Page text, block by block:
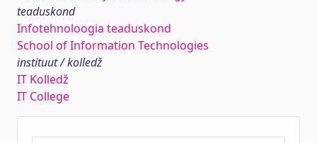
teaduskond
Infotehnoloogia teaduskond
School of Information Technologies
instituut / kolledž
IT Kolledž
IT College